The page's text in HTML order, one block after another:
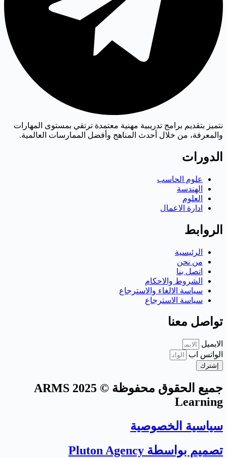
نتميز بتقديم برامج تدريبية مهنية معتمدة ترتقي بمستوى المهارات
والمعرفة، من خلال أحدث المناهج وأفضل الممارسات العالمية.
الدورات
علوم الحاسب
الهندسة
العلوم
ادارة الاعمال
الروابط
الرئيسية
من نحن
اتصل بنا
الشروط والاحكام
سياسة الالغاء والاسترجاع
سياسة الاسترجاع
تواصل معنا
الايميل
الواتس اب
إشترك
جميع الحقوق محفوظة © 2025 ARMS
Learning
سياسية الخصوصية
تصميم بواسطة Pluton Agency